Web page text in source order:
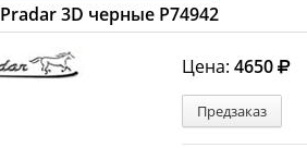
3D черные P74942
Цена:4650
Предзаказ